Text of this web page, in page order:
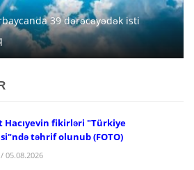
39 dərəcəyədək isti
5-nə gözlənilən hava şəraiti
və Yevlaxda güzəştli mənzilləri
Hacıyevin fikirləri "Türkiye
təhrif olunub (FOTO)
05.08.2026